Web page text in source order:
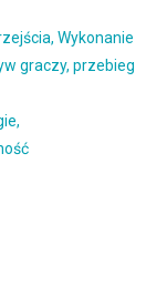
Wykonanie
graczy, przebieg